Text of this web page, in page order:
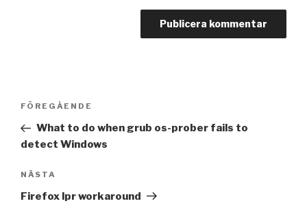
Inläggsnavigering
Föregående
inlägg
FÖREGÅENDE
What to do when grub os-prober fails to
detect Windows
Nästa
inlägg
NÄSTA
Firefox lpr workaround